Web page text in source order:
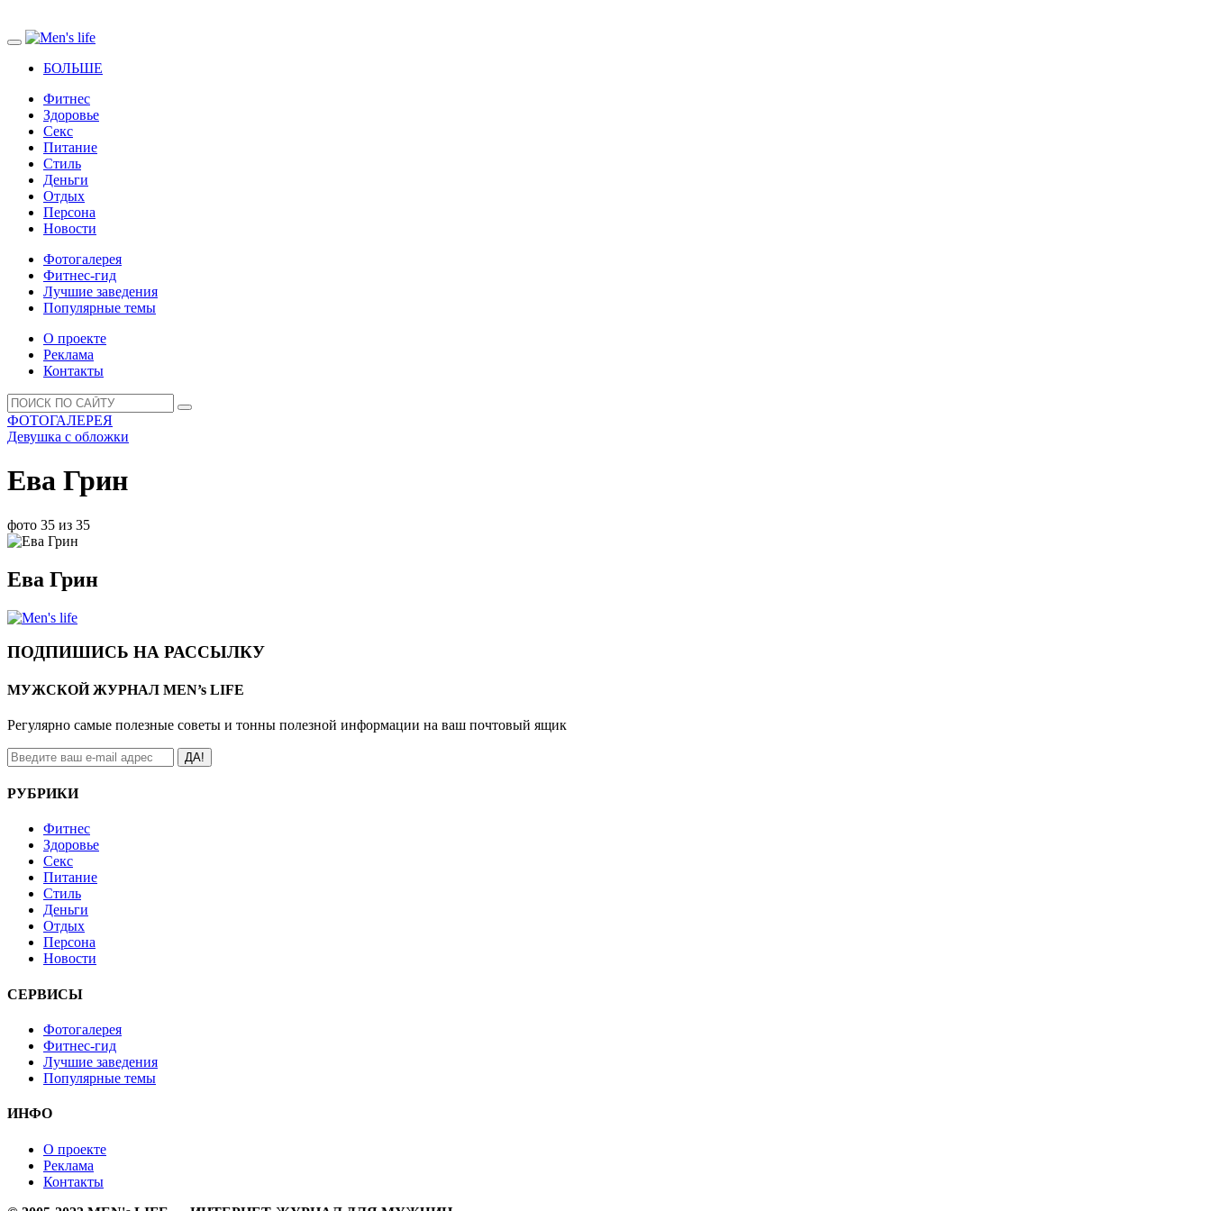
БОЛЬШЕ
Фитнес
Здоровье
Секс
Питание
Стиль
Деньги
Отдых
Персона
Новости
Фотогалерея
Фитнес-гид
Лучшие заведения
Популярные темы
О проекте
Реклама
Контакты
ФОТОГАЛЕРЕЯ
Девушка с обложки
Ева Грин
фото 35 из 35
Ева Грин
ПОДПИШИСЬ НА РАССЫЛКУ
МУЖСКОЙ ЖУРНАЛ MEN’s LIFE
Регулярно самые полезные советы и тонны полезной информации на ваш почтовый ящик
ДА!
РУБРИКИ
Фитнес
Здоровье
Секс
Питание
Стиль
Деньги
Отдых
Персона
Новости
СЕРВИСЫ
Фотогалерея
Фитнес-гид
Лучшие заведения
Популярные темы
ИНФО
О проекте
Реклама
Контакты